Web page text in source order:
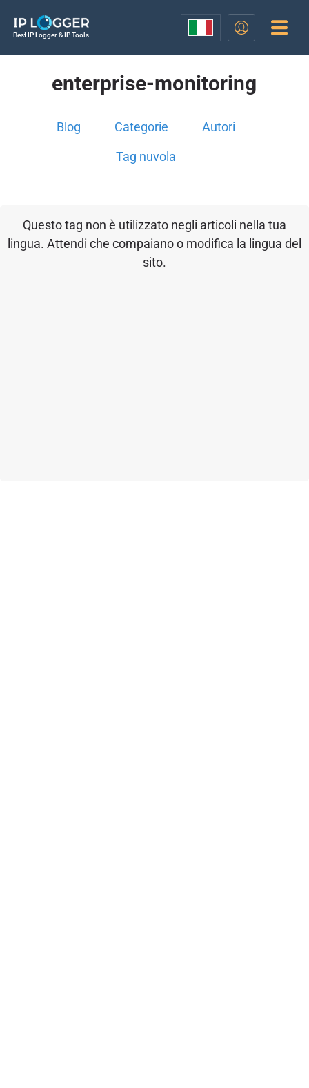
Best IP Logger & IP Tools
enterprise-monitoring
Blog Categorie Autori
Tag nuvola